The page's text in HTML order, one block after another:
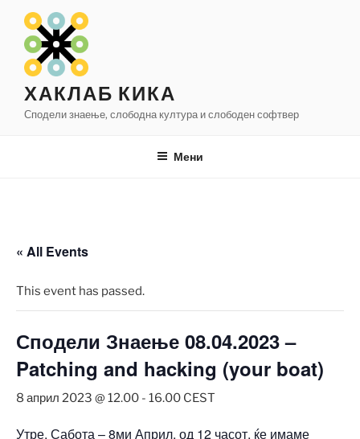
содржината
ХАКЛАБ КИКА
Сподели знаење, слободна култура и слободен софтвер
Мени
« All Events
This event has passed.
Сподели Знаење 08.04.2023 –
Patching and hacking (your boat)
8 април 2023 @ 12.00 - 16.00 CEST
Утре, Сабота – 8ми Април, од 12 часот, ќе имаме